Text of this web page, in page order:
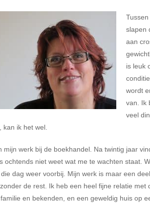
slapen
aan
is leuk
wordt
van. Ik
veel
kan ik het wel.
mijn werk bij de boekhandel. Na twintig jaar
ochtends niet weet wat me te wachten staat.
dag weer voorbij. Mijn werk is maar een
de rest. Ik heb een heel fijne relatie met
en bekenden, en een geweldig huis op